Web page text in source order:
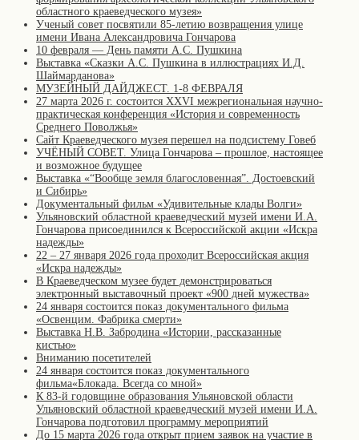
областного краеведческого музея»
Ученый совет посвятили 85-летию возвращения улице
имени Ивана Александровича Гончарова
10 февраля — День памяти А.С. Пушкина
Выставка «Сказки А.С. Пушкина в иллюстрациях И.Д.
Шаймарданова»
МУЗЕЙНЫЙ ДАЙДЖЕСТ. 1-8 ФЕВРАЛЯ
27 марта 2026 г. состоится XXVI межрегиональная научно-
практическая конференция «История и современность
Среднего Поволжья»
Сайт Краеведческого музея перешел на подсистему Говеб
УЧЁНЫЙ СОВЕТ. Улица Гончарова – прошлое, настоящее
и возможное будущее
Выставка «“Вообще земля благословенная”. Достоевский
и Сибирь»
Документальный фильм «Удивительные клады Волги»
Ульяновский областной краеведческий музей имени И.А.
Гончарова присоединился к Всероссийской акции «Искра
надежды»
22 – 27 января 2026 года проходит Всероссийская акция
«Искра надежды»
В Краеведческом музее будет демонстрироваться
электронный выставочный проект «900 дней мужества»
24 января состоится показ документального фильма
«Освенцим. Фабрика смерти»
Выставка Н.В. Забродина «Истории, рассказанные
кистью»
Вниманию посетителей
24 января состоится показ документального
фильма«Блокада. Всегда со мной»
К 83-й годовщине образования Ульяновской области
Ульяновский областной краеведческий музей имени И.А.
Гончарова подготовил программу мероприятий
До 15 марта 2026 года открыт прием заявок на участие в